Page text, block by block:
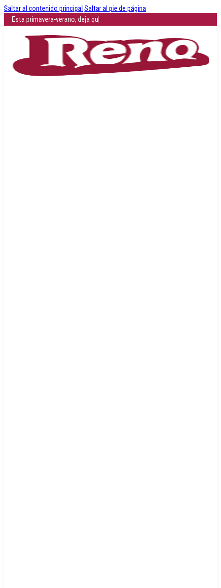
Saltar al contenido principal Saltar al pie de página
Esta pr|